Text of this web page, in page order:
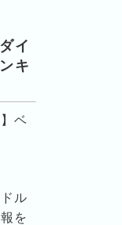
イ
キ
ベ
ル
を